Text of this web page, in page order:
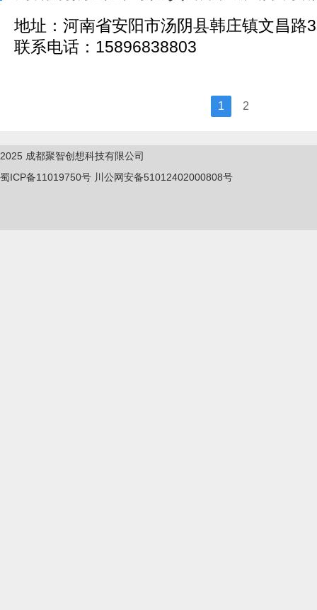
地址：河南省安阳市汤阴县韩庄镇文昌路
联系电话：15896838803
1 2
2025 成都聚智创想科技有限公司
蜀ICP备11019750号 川公网安备51012402000808号